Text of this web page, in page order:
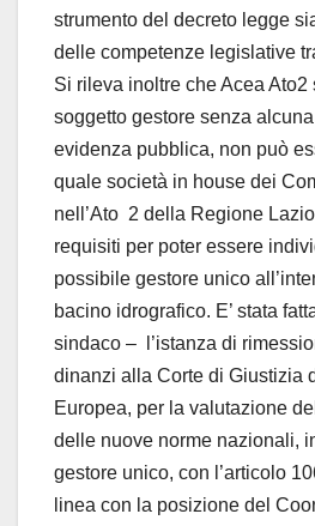
strumento del decreto legge
delle competenze legislative
Si rileva inoltre che Acea Ato2
soggetto gestore senza
evidenza pubblica, non può
quale società in house dei
nell’Ato 2 della Regione
requisiti per poter essere
possibile gestore unico
bacino idrografico. E’ stata
sindaco – l’istanza di
dinanzi alla Corte di Giustizia
Europea, per la valutazione
delle nuove norme nazionali,
gestore unico, con l’articolo
linea con la posizione del